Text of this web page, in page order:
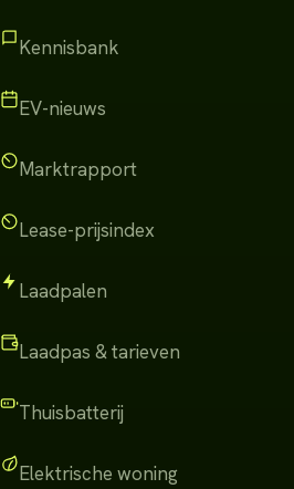
Kennisbank
EV-nieuws
Marktrapport
Lease-prijsindex
Laadpalen
Laadpas & tarieven
Thuisbatterij
Elektrische woning